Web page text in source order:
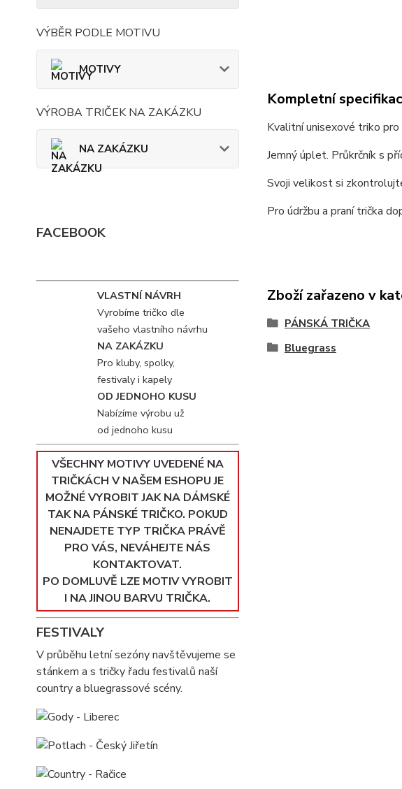
VÝBĚR PODLE MOTIVU
MOTIVY
VÝROBA TRIČEK NA ZAKÁZKU
NA ZAKÁZKU
FACEBOOK
VLASTNÍ NÁVRH
Vyrobíme tričko dle
vašeho vlastního návrhu
NA ZAKÁZKU
Pro kluby, spolky,
festivaly i kapely
OD JEDNOHO KUSU
Nabízíme výrobu už
od jednoho kusu
VŠECHNY MOTIVY UVEDENÉ NA
TRIČKÁCH V NAŠEM ESHOPU JE
MOŽNÉ VYROBIT JAK NA DÁMSKÉ
TAK NA PÁNSKÉ TRIČKO. POKUD
NENAJDETE TYP TRIČKA PRÁVĚ
PRO VÁS, NEVÁHEJTE NÁS
KONTAKTOVAT.
PO DOMLUVĚ LZE MOTIV VYROBIT
I NA JINOU BARVU TRIČKA.
FESTIVALY
V průběhu letní sezóny navštěvujeme se
stánkem a s tričky řadu festivalů naší
country a bluegrassové scény.
Kompletní
Kvalitní unisexové triko pro
Jemný úplet. Průkrčník s
Svoji velikost si
Pro údržbu a praní trička
Zboží zařazeno v
PÁNSKÁ TRIČKA
Bluegrass